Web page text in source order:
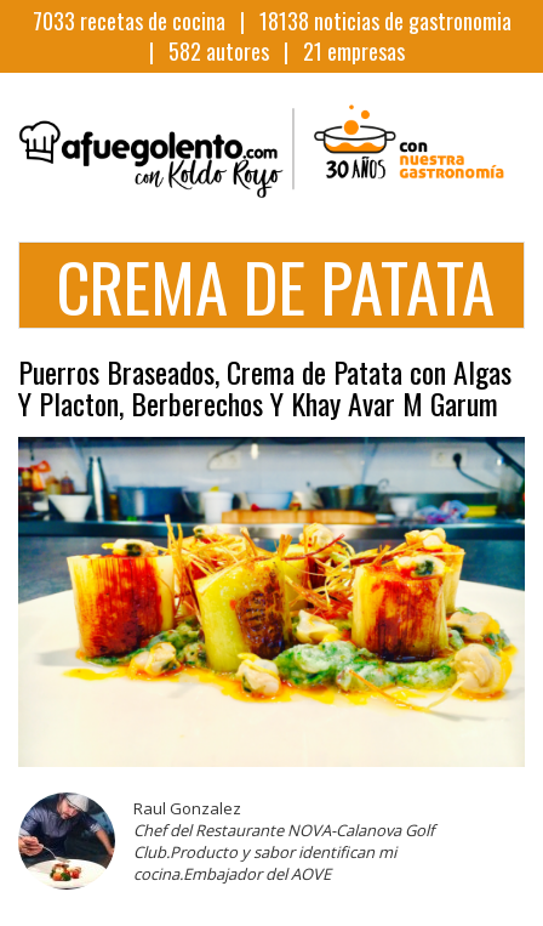
7033 recetas de cocina | 18138 noticias de gastronomia
| 582 autores | 21 empresas
CREMA DE PATATA
Puerros Braseados, Crema de Patata con Algas
Y Placton, Berberechos Y Khay Avar M Garum
Raul Gonzalez
Chef del Restaurante NOVA-Calanova Golf
Club.Producto y sabor identifican mi
cocina.Embajador del AOVE